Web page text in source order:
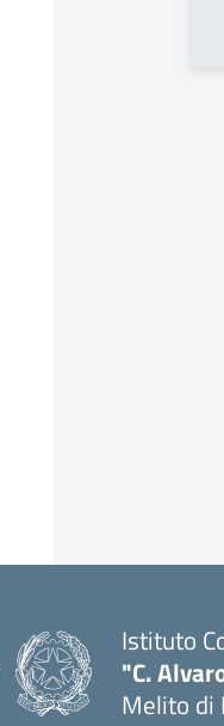
Istituto
"C.
Melito di